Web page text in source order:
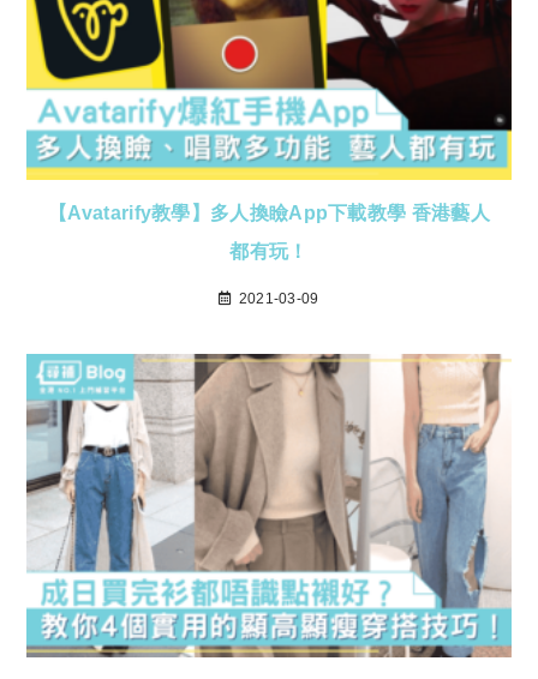
【Avatarify教學】多人換瞼App下載教學 香港藝人
都有玩！
2021-03-09